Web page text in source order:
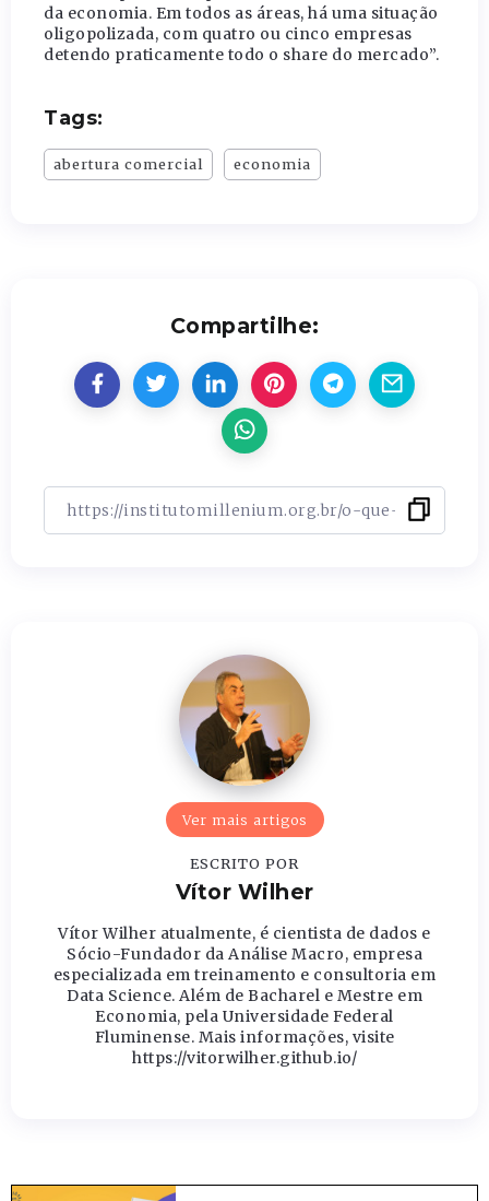
da economia. Em todos as áreas, há uma situação
oligopolizada, com quatro ou cinco empresas
detendo praticamente todo o share do mercado”.
Tags:
abertura comercial economia
Compartilhe:
Ver mais artigos
ESCRITO POR
Vítor Wilher
Vítor Wilher atualmente, é cientista de dados e
Sócio-Fundador da Análise Macro, empresa
especializada em treinamento e consultoria em
Data Science. Além de Bacharel e Mestre em
Economia, pela Universidade Federal
Fluminense. Mais informações, visite
https://vitorwilher.github.io/